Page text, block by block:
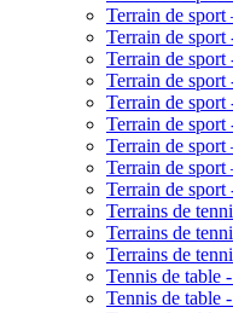
Terrain de sport
Terrain de sport
Terrain de
Terrain de sport
Terrain de sport
Terrain de
Terrain de sport
Terrain de sport
Terrain de sport
Terrains de
Terrains de
Terrains de
Tennis de table
Tennis de table